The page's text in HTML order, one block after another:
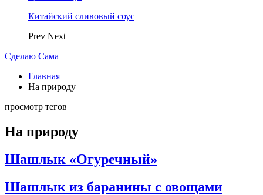
Китайский сливовый соус
Prev Next
Сделаю Сама
Главная
На природу
просмотр тегов
На природу
Шашлык «Огуречный»
Шашлык из баранины с овощами